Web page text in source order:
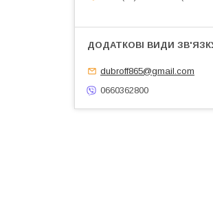
dubroff865@gmail.com
0660362800